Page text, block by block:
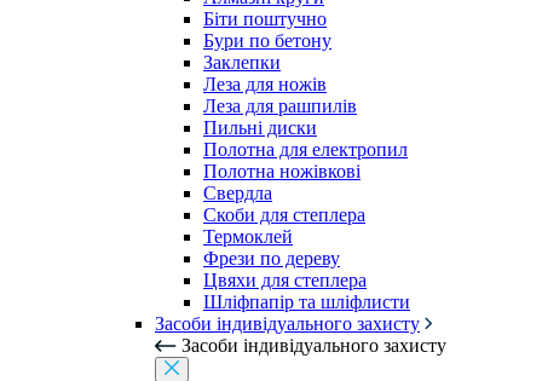
Біти поштучно
Бури по бетону
Заклепки
Леза для ножів
Леза для рашпилів
Пильні диски
Полотна для електропил
Полотна ножівкові
Свердла
Скоби для степлера
Термоклей
Фрези по дереву
Цвяхи для степлера
Шліфпапір та шліфлисти
Засоби індивідуального захисту
Засоби індивідуального захисту